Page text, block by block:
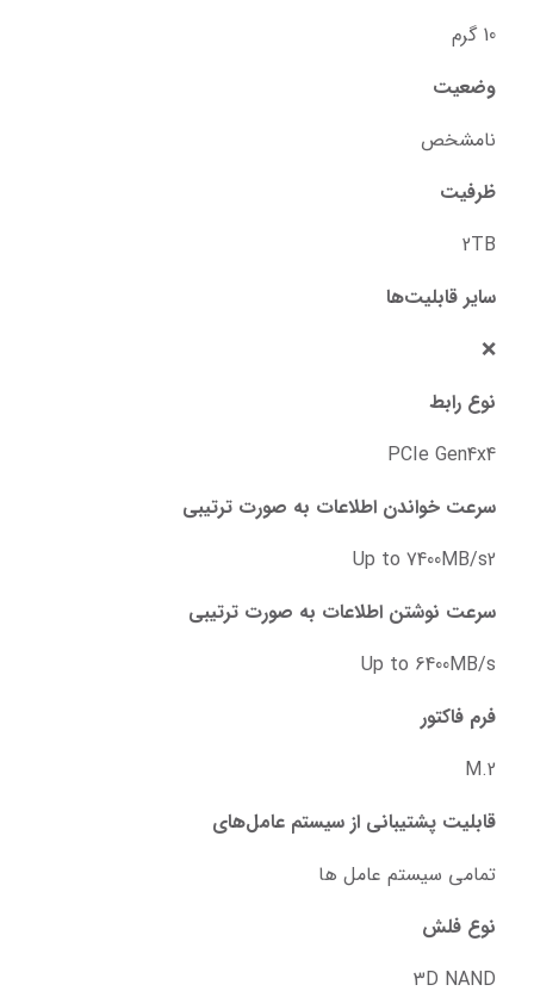
10 گرم
وضعیت
نامشخص
ظرفیت
2TB
سایر قابلیت‌ها
❌
نوع رابط
PCIe Gen4x4
سرعت خواندن اطلاعات به صورت ترتیبی
Up to 7400MB/s2
سرعت نوشتن اطلاعات به صورت ترتیبی
Up to 6400MB/s
فرم فاکتور
M.2
قابلیت پشتیبانی از سیستم عامل‌های
تمامی سیستم عامل ها
نوع فلش
3D NAND